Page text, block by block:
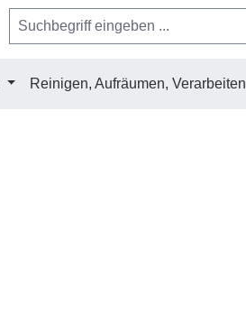
Reinigen, Aufräumen, Verarbeiten